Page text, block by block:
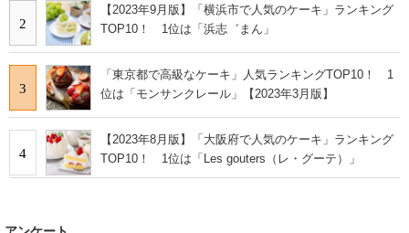
2
【2023年9月版】「横浜市で人気のケーキ」ランキング
TOP10！ 1位は「浜志゛まん」
3
「東京都で高級なケーキ」人気ランキングTOP10！ 1
位は「モンサンクレール」【2023年3月版】
4
【2023年8月版】「大阪府で人気のケーキ」ランキング
TOP10！ 1位は「Les gouters（レ・グーテ）」